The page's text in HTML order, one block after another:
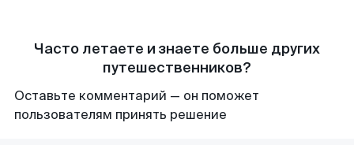
Часто летаете и знаете больше других
путешественников?
Оставьте комментарий — он поможет
пользователям принять решение